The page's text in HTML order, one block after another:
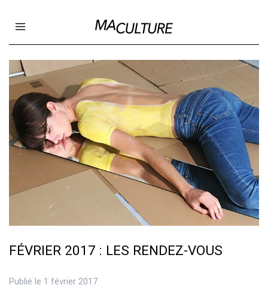
Open main menu
Ma Culture
FÉVRIER 2017 : LES RENDEZ-VOUS
Publié le 1 février 2017